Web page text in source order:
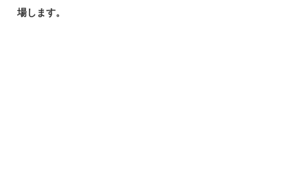
場します。